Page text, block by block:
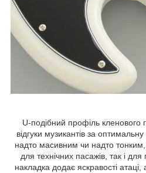
U-подібний профіль кленового
відгуки музикантів за
надто масивним чи надто
для технічних пасажів, так і
накладка додає яскравості